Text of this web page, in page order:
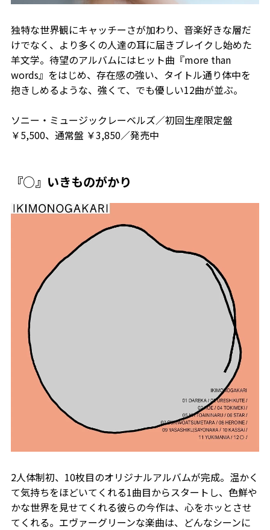
独特な世界観にキャッチーさが加わり、音楽好きな層だ
けでなく、より多くの人達の耳に届きブレイクし始めた
羊文学。待望のアルバムにはヒット曲『more than
words』をはじめ、存在感の強い、タイトル通り体中を
抱きしめるような、強くて、でも優しい12曲が並ぶ。
ソニー・ミュージックレーベルズ／初回生産限定盤
￥5,500、通常盤 ￥3,850／発売中
『○』いきものがかり
2人体制初、10枚目のオリジナルアルバムが完成。温かく
て気持ちをほどいてくれる1曲目からスタートし、色鮮や
かな世界を見せてくれる彼らの今作は、心をホッとさせ
てくれる。エヴァーグリーンな楽曲は、どんなシーンに